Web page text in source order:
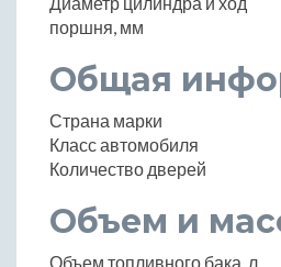
поршня, мм
Общая
Страна марки
Класс автомобиля
Количество дверей
Объем и
Объем топливного бака, л